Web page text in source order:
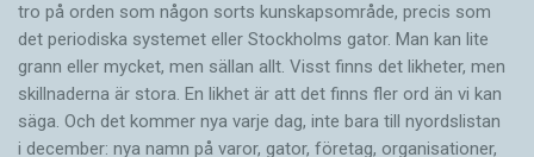
tro på orden som någon sorts kunskapsområde, precis som
det periodiska systemet eller Stockholms gator. Man kan lite
grann eller mycket, men sällan allt. Visst finns det likheter, men
skillnaderna är stora. En likhet är att det finns fler ord än vi kan
säga. Och det kommer nya varje dag, inte bara till nyordslistan
i december: nya namn på varor, gator, företag, organisationer,